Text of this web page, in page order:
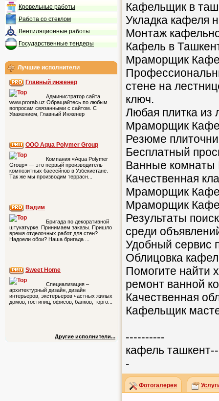
Кровельные работы
Работа со стеклом
Вентиляционные работы
Государственные тендеры
Лучшие исполнители
Главный инженер
Администратор сайта
www.prorab.uz Обращайтесь по любым
вопросам связанными с сайтом. С
Уважением, Главный Инженер
ООО Aqua Polymer Group
Компания «Aqua Polymer
Group» — это первый производитель
композитных бассейнов в Узбекистане.
Так же мы производим террасн...
Вадим
Бригада по декоративной
штукатурке. Принимаем заказы. Пришло
время отделочных работ для стен?
Надоели обои? Наша бригада ...
Sweet Home
Специализация –
архитектурный дизайн, дизайн
интерьеров, экстерьеров частных жилых
домов, гостиниц, офисов, банков, торго...
Другие исполнители...
Кафельщик в
Укладка кафеля
Монтаж
Кафель в
Мраморщик
стене на
ключ.
Любая плитка из
Мраморщик
Резюме
Бесплатный
Ванные
Качественная
Мраморщик
Мраморщик
Результаты
среди
Удобный сервис
Облицовка
Помогите найти
ремонт ванной
Качественная
Кафельщик
----------
кафель
-
Фотогалерея